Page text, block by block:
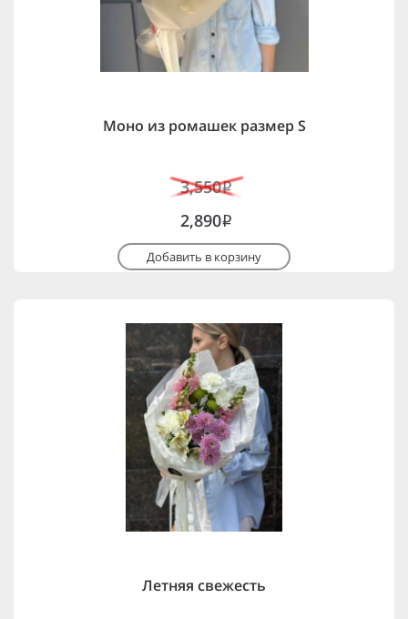
Моно из ромашек размер S
3,550i
2,890i
Добавить в корзину
Летняя свежесть